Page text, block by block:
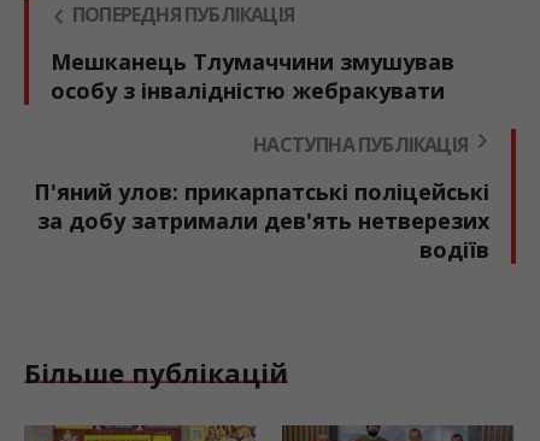
ПОПЕРЕДНЯ ПУБЛІКАЦІЯ
Мешканець Тлумаччини змушував
особу з інвалідністю жебракувати
НАСТУПНА ПУБЛІКАЦІЯ
П'яний улов: прикарпатські поліцейські
за добу затримали дев'ять нетверезих
водіїв
Більше публікацій